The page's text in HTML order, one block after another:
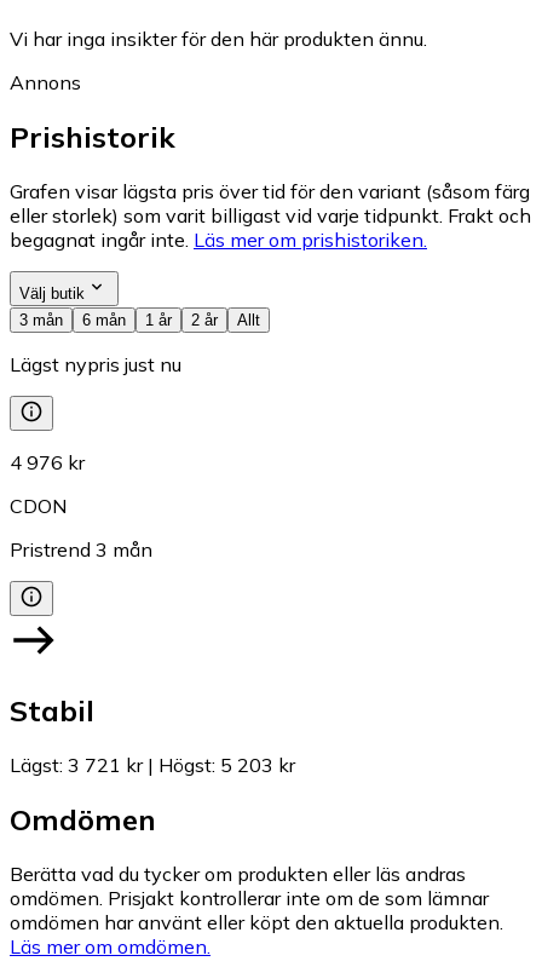
Vi har inga insikter för den här produkten ännu.
Annons
Prishistorik
Grafen visar lägsta pris över tid för den variant (såsom färg
eller storlek) som varit billigast vid varje tidpunkt. Frakt och
begagnat ingår inte. Läs mer om prishistoriken.
Välj butik
3 mån
6 mån 1 år 2 år Allt
Lägst nypris just nu
4 976 kr
CDON
Pristrend 3 mån
Stabil
Lägst: 3 721 kr| Högst: 5 203 kr
Omdömen
Berätta vad du tycker om produkten eller läs andras
omdömen. Prisjakt kontrollerar inte om de som lämnar
omdömen har använt eller köpt den aktuella produkten.
Läs mer om omdömen.